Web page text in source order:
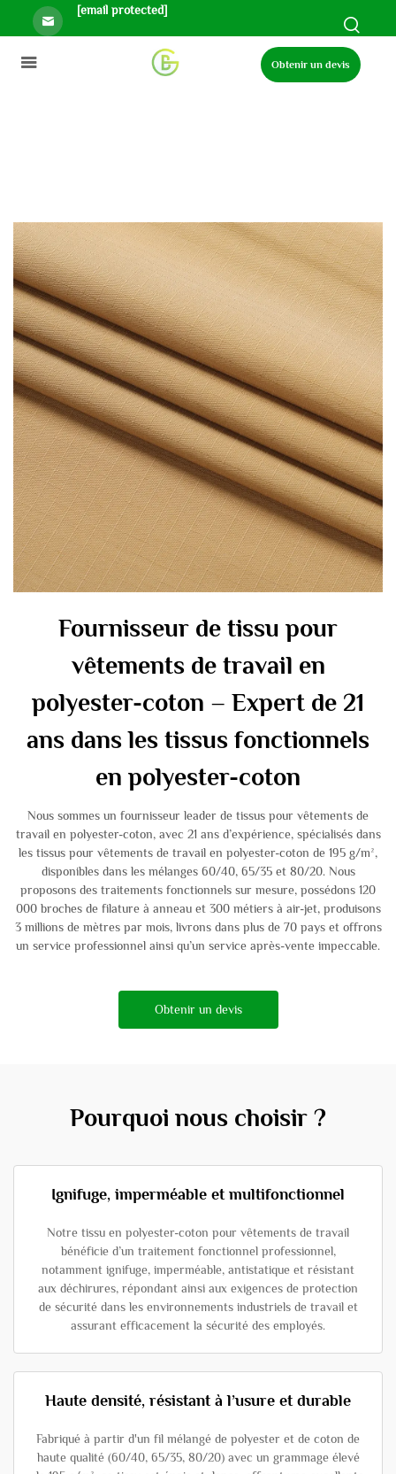
[email protected]
Obtenir un devis
Fournisseur de tissu pour
vêtements de travail en
polyester-coton – Expert de 21
ans dans les tissus fonctionnels
en polyester-coton
Nous sommes un fournisseur leader de tissus pour vêtements de
travail en polyester-coton, avec 21 ans d’expérience, spécialisés dans
les tissus pour vêtements de travail en polyester-coton de 195 g/m²,
disponibles dans les mélanges 60/40, 65/35 et 80/20. Nous
proposons des traitements fonctionnels sur mesure, possédons 120
000 broches de filature à anneau et 300 métiers à air-jet, produisons
3 millions de mètres par mois, livrons dans plus de 70 pays et offrons
un service professionnel ainsi qu’un service après-vente impeccable.
Obtenir un devis
Pourquoi nous choisir ?
Ignifuge, imperméable et multifonctionnel
Notre tissu en polyester-coton pour vêtements de travail
bénéficie d’un traitement fonctionnel professionnel,
notamment ignifuge, imperméable, antistatique et résistant
aux déchirures, répondant ainsi aux exigences de protection
de sécurité dans les environnements industriels de travail et
assurant efficacement la sécurité des employés.
Haute densité, résistant à l’usure et durable
Fabriqué à partir d'un fil mélangé de polyester et de coton de
haute qualité (60/40, 65/35, 80/20) avec un grammage élevé